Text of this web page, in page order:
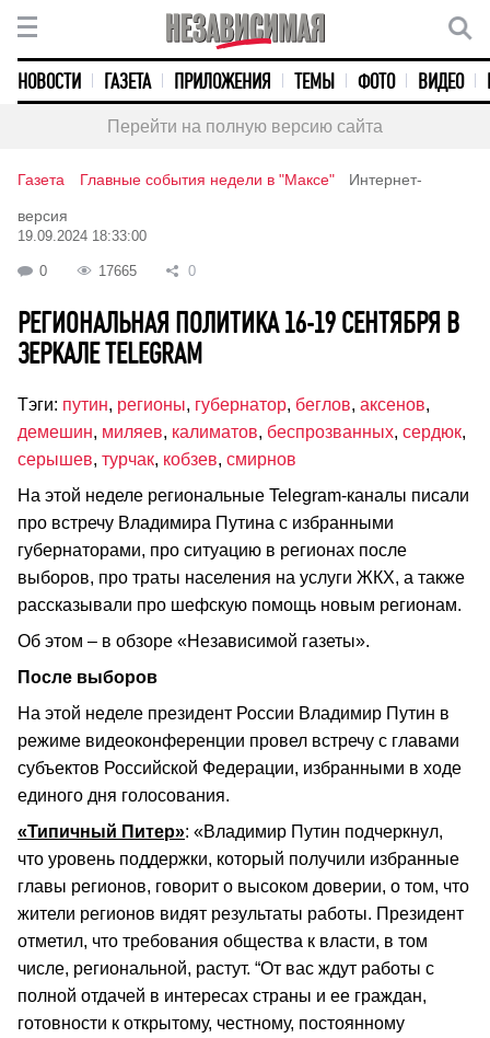
НОВОСТИ ГАЗЕТА ПРИЛОЖЕНИЯ ТЕМЫ ФОТО ВИДЕО
Перейти на полную версию сайта
Газета Главные события недели в "Максе" Интернет-
версия
19.09.2024 18:33:00
0 17665 0
РЕГИОНАЛЬНАЯ ПОЛИТИКА 16-19 СЕНТЯБРЯ В
ЗЕРКАЛЕ TELEGRAM
Тэги: путин, регионы, губернатор, беглов, аксенов,
демешин, миляев, калиматов, беспрозванных, сердюк,
серышев, турчак, кобзев, смирнов
На этой неделе региональные Telegram-каналы писали
про встречу Владимира Путина с избранными
губернаторами, про ситуацию в регионах после
выборов, про траты населения на услуги ЖКХ, а также
рассказывали про шефскую помощь новым регионам.
Об этом – в обзоре «Независимой газеты».
После выборов
На этой неделе президент России Владимир Путин в
режиме видеоконференции провел встречу с главами
субъектов Российской Федерации, избранными в ходе
единого дня голосования.
«Типичный Питер»: «Владимир Путин подчеркнул,
что уровень поддержки, который получили избранные
главы регионов, говорит о высоком доверии, о том, что
жители регионов видят результаты работы. Президент
отметил, что требования общества к власти, в том
числе, региональной, растут. “От вас ждут работы с
полной отдачей в интересах страны и ее граждан,
готовности к открытому, честному, постоянному